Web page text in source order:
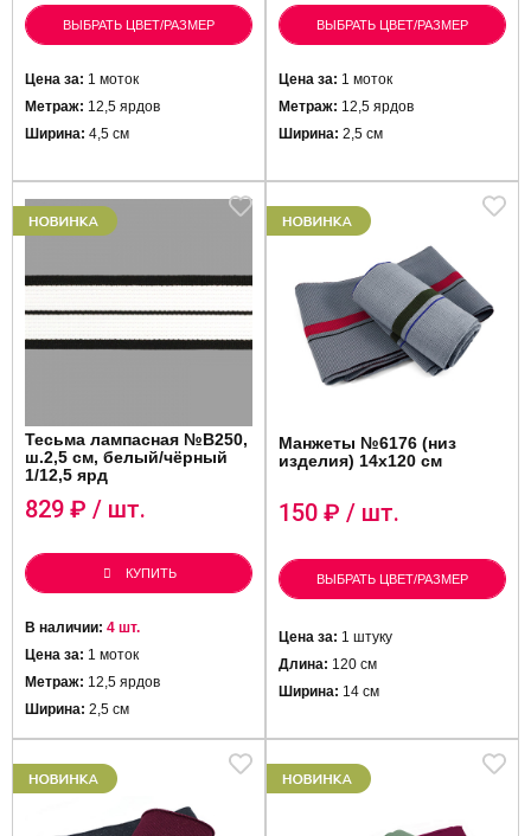
ВЫБРАТЬ ЦВЕТ/РАЗМЕР
Цена за: 1 моток
Метраж: 12,5 ярдов
Ширина: 4,5 см
ВЫБРАТЬ ЦВЕТ/РАЗМЕР
Цена за: 1 моток
Метраж: 12,5 ярдов
Ширина: 2,5 см
Тесьма лампасная №B250,
ш.2,5 см, белый/чёрный
1/12,5 ярд
829 ₽ / шт.
КУПИТЬ
В наличии: 4 шт.
Цена за: 1 моток
Метраж: 12,5 ярдов
Ширина: 2,5 см
Манжеты №6176 (низ
изделия) 14х120 см
150 ₽ / шт.
ВЫБРАТЬ ЦВЕТ/РАЗМЕР
Цена за: 1 штуку
Длина: 120 см
Ширина: 14 см